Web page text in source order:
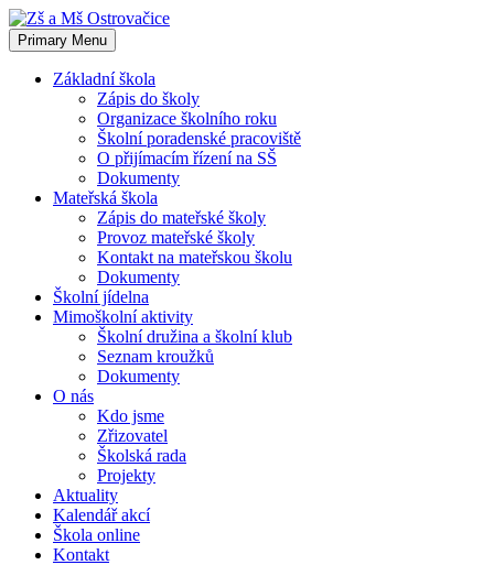
Skip
to
content
Primary Menu
Základní škola
Zápis do školy
Organizace školního roku
Školní poradenské pracoviště
O přijímacím řízení na SŠ
Dokumenty
Mateřská škola
Zápis do mateřské školy
Provoz mateřské školy
Kontakt na mateřskou školu
Dokumenty
Školní jídelna
Mimoškolní aktivity
Školní družina a školní klub
Seznam kroužků
Dokumenty
O nás
Kdo jsme
Zřizovatel
Školská rada
Projekty
Aktuality
Kalendář akcí
Škola online
Kontakt